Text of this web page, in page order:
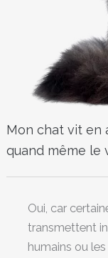
Mon chat vit en
quand même le
Oui, car
transmettent
humains ou les